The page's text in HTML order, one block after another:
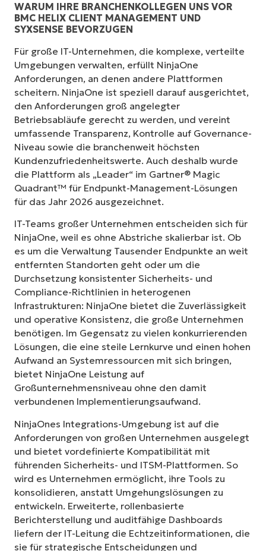
WARUM IHRE BRANCHENKOLLEGEN UNS VOR
BMC HELIX CLIENT MANAGEMENT UND
SYXSENSE BEVORZUGEN
Für große IT-Unternehmen, die komplexe, verteilte
Umgebungen verwalten, erfüllt NinjaOne
Anforderungen, an denen andere Plattformen
scheitern. NinjaOne ist speziell darauf ausgerichtet,
den Anforderungen groß angelegter
Betriebsabläufe gerecht zu werden, und vereint
umfassende Transparenz, Kontrolle auf Governance-
Niveau sowie die branchenweit höchsten
Kundenzufriedenheitswerte. Auch deshalb wurde
die Plattform als „Leader“ im Gartner® Magic
Quadrant™ für Endpunkt-Management-Lösungen
für das Jahr 2026 ausgezeichnet.
IT-Teams großer Unternehmen entscheiden sich für
NinjaOne, weil es ohne Abstriche skalierbar ist. Ob
es um die Verwaltung Tausender Endpunkte an weit
entfernten Standorten geht oder um die
Durchsetzung konsistenter Sicherheits- und
Compliance-Richtlinien in heterogenen
Infrastrukturen: NinjaOne bietet die Zuverlässigkeit
und operative Konsistenz, die große Unternehmen
benötigen. Im Gegensatz zu vielen konkurrierenden
Lösungen, die eine steile Lernkurve und einen hohen
Aufwand an Systemressourcen mit sich bringen,
bietet NinjaOne Leistung auf
Großunternehmensniveau ohne den damit
verbundenen Implementierungsaufwand.
NinjaOnes Integrations-Umgebung ist auf die
Anforderungen von großen Unternehmen ausgelegt
und bietet vordefinierte Kompatibilität mit
führenden Sicherheits- und ITSM-Plattformen. So
wird es Unternehmen ermöglicht, ihre Tools zu
konsolidieren, anstatt Umgehungslösungen zu
entwickeln. Erweiterte, rollenbasierte
Berichterstellung und auditfähige Dashboards
liefern der IT-Leitung die Echtzeitinformationen, die
sie für strategische Entscheidungen und